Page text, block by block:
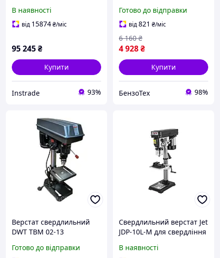
В наявності
від 15874₴/міс
95 245₴
Купити
Instrade 93%
затискним патроном 1.5-
13 мм.
Готово до відправки
від821 ₴/міс
4 928₴
6 160 ₴
Купити
БензоТех 98%
Верстат свердлильний
DWT TBM 02-13
зубчастинцевим
Готово до відправки
Свердлильний верстат Jet
JDP-10L-M для свердління
пластикових заготовок
В наявності